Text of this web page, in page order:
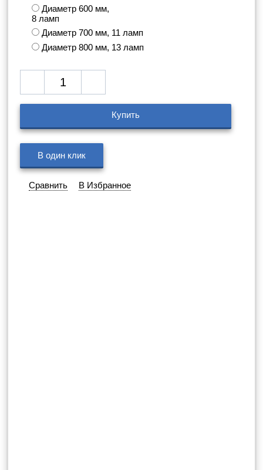
Диаметр 600 мм,
8 ламп
Диаметр 700 мм, 11 ламп
Диаметр 800 мм, 13 ламп
Купить
В один клик
Сравнить В Избранное